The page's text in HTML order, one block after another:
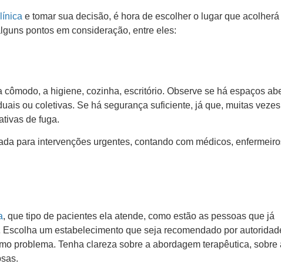
e tomar sua decisão, é hora de escolher o lugar que acolherá
pontos em consideração, entre eles:
cômodo, a higiene, cozinha, escritório. Observe se há espaços
ou coletivas. Se há segurança suficiente, já que, muitas
de fuga.
para intervenções urgentes, contando com médicos,
, que tipo de pacientes ela atende, como estão as pessoas que já
um estabelecimento que seja recomendado por
problema. Tenha clareza sobre a abordagem terapêutica, sobre